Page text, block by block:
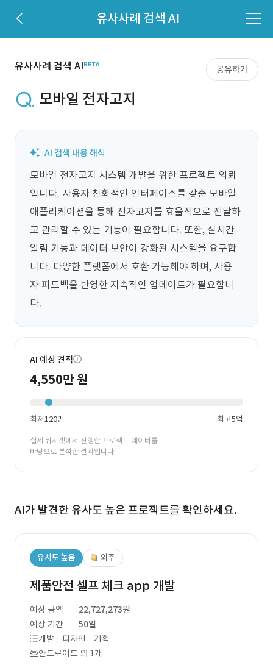
유사사례 검색 AI
유사사례 검색 AI 공유하기
모바일 전자고지
모바일 전자고지 시스템 개발을 위한 프로젝트 의뢰
입니다. 사용자 친화적인 인터페이스를 갖춘 모바일
애플리케이션을 통해 전자고지를 효율적으로 전달하
고 관리할 수 있는 기능이 필요합니다. 또한, 실시간
알림 기능과 데이터 보안이 강화된 시스템을 요구합
니다. 다양한 플랫폼에서 호환 가능해야 하며, 사용
자 피드백을 반영한 지속적인 업데이트가 필요합니
다.
AI 예상 견적
4,550만 원
최저120만 최고5억
실제 위시켓에서 진행한 프로젝트 데이터를
바탕으로 분석한 결과입니다.
AI가 발견한 유사도 높은 프로젝트를 확인하세요.
유사도 높음 외주
제품안전 셀프 체크 app 개발
예상 금액
22,727,273원
예상 기간
50일
개발 · 디자인 · 기획
안드로이드 외 1개